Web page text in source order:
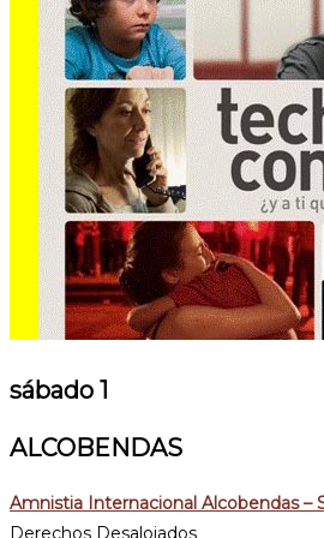
sábado 1
ALCOBENDAS
Amnistia Internacional Alcobendas –
Derechos Desalojados